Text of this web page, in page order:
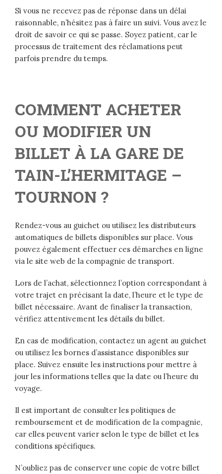
Si vous ne recevez pas de réponse dans un délai
raisonnable, n’hésitez pas à faire un suivi. Vous avez le
droit de savoir ce qui se passe. Soyez patient, car le
processus de traitement des réclamations peut
parfois prendre du temps.
COMMENT ACHETER
OU MODIFIER UN
BILLET À LA GARE DE
TAIN-L’HERMITAGE –
TOURNON ?
Rendez-vous au guichet ou utilisez les distributeurs
automatiques de billets disponibles sur place. Vous
pouvez également effectuer ces démarches en ligne
via le site web de la compagnie de transport.
Lors de l’achat, sélectionnez l’option correspondant à
votre trajet en précisant la date, l’heure et le type de
billet nécessaire. Avant de finaliser la transaction,
vérifiez attentivement les détails du billet.
En cas de modification, contactez un agent au guichet
ou utilisez les bornes d’assistance disponibles sur
place. Suivez ensuite les instructions pour mettre à
jour les informations telles que la date ou l’heure du
voyage.
Il est important de consulter les politiques de
remboursement et de modification de la compagnie,
car elles peuvent varier selon le type de billet et les
conditions spécifiques.
N’oubliez pas de conserver une copie de votre billet